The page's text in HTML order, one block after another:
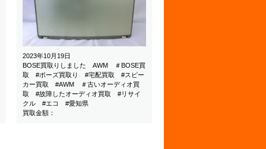
2023年10月19日
BOSE買取りしました AWM ＃BOSE買
取 #ボーズ買取り #宅配買取 #スピー
カー買取 #AWM ＃古いオーディオ買
取 #故障したオーディオ買取 #リサイ
クル #エコ #愛知県
買取金額：